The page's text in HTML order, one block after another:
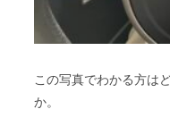
この写真でわかる方は
か。